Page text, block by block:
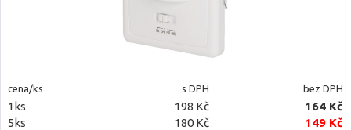
cena/ks s DPH bez DPH
1ks 198 Kč
164 Kč
5ks
180 Kč
149 Kč